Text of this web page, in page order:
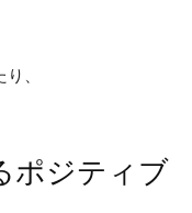
、
ポジティブ